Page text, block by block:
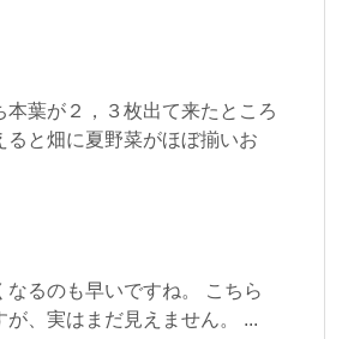
葉が２，３枚出て来たところ
と畑に夏野菜がほぼ揃いお
るのも早いですね。 こちら
、実はまだ見えません。 ...